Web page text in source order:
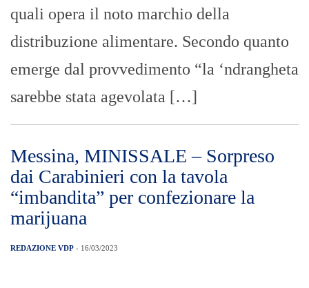
quali opera il noto marchio della
distribuzione alimentare. Secondo quanto
emerge dal provvedimento “la ‘ndrangheta
sarebbe stata agevolata […]
Messina, MINISSALE – Sorpreso
dai Carabinieri con la tavola
“imbandita” per confezionare la
marijuana
REDAZIONE VDP - 16/03/2023